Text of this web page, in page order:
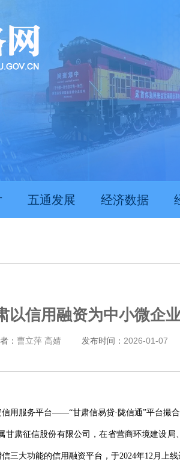
推动经济持续向新向优向好发展 甘肃上半年新
五通发展 经济数据
以信用融资为中小微企
： 曹立萍 高婧 发布时间： 2026-01-07
用服务平台——“甘肃信易贷·陇信通”平台撮
甘肃征信股份有限公司，在省营商环境建设
三大功能的信用融资平台，于2024年12月上线